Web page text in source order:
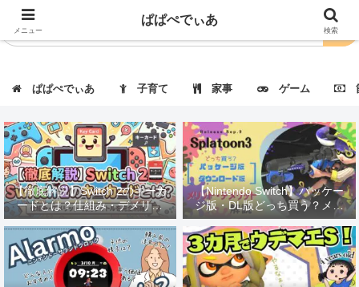
ぱぱぺでぃあ 子育て 家事 ゲーム
【徹底解説】Switch 2のキーカ
ードとは？仕組み・デメリッ
ト・対応タイトルも紹介！
【Nintendo Switch】パッケー
ジ版・DL版どっち買う？メリ
ット・デメリット解説
メニュー
ぱぱぺでぃあ
検索